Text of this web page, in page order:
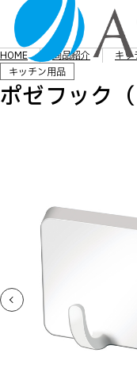
HOME 商品紹介 キッ
キッチン用品
ポゼフック